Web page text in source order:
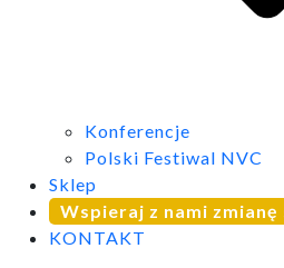
Konferencje
Polski Festiwal NVC
Sklep
Wspieraj z nami zmianę
KONTAKT